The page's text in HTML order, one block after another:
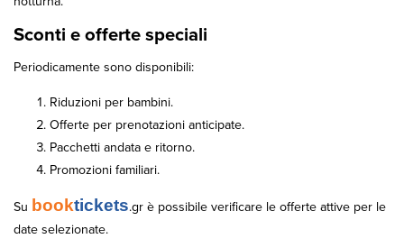
Sconti e offerte speciali
Periodicamente sono disponibili:
Riduzioni per bambini.
Offerte per prenotazioni anticipate.
Pacchetti andata e ritorno.
Promozioni familiari.
Su booktickets.gr è possibile verificare le offerte attive per le
date selezionate.